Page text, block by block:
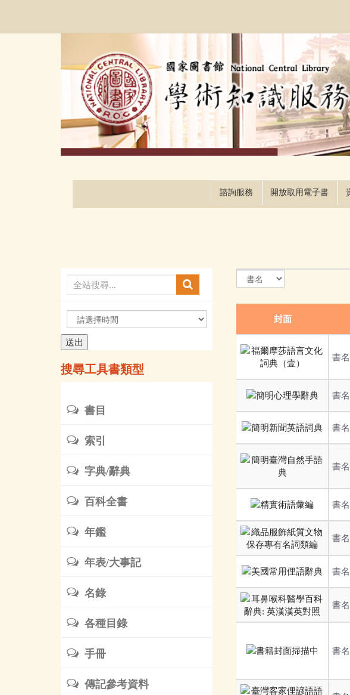
諮詢服務 開放取用電子書
選
擇
時
間
搜尋工具書類型
書目
索引
字典/辭典
百科全書
年鑑
年表/大事記
名錄
各種目錄
手冊
傳記參考資料
封面
書
書
書
書
書
書
書
書
書